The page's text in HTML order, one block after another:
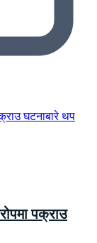
पक्राउ